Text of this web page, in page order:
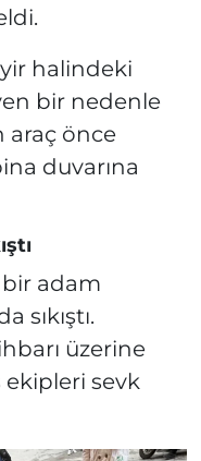
halindeki
bir nedenle
araç önce
duvarına
bir adam
sıkıştı.
üzerine
ekipleri sevk